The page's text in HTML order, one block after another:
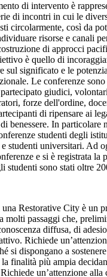
di intervento è
di incontri in cui le
circolarmente, così da
risorse e canali
di approcci
è quello di
sul significato e le
Le conferenze sono
giudici,
forze dell'ordine,
di ripensare ai
benessere. In particolare
studenti degli
studenti universitari. Ad
e si è registrata la
studenti sono stati oltre
Restorative City è un
molti passaggi che,
diffusa, di
Richiede
si dispongano a
finalità più ampia
un’attenzione